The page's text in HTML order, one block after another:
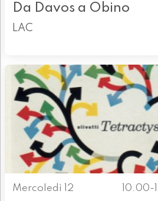
Da Davos a Obino
LAC
Mercoledì 12
10.00-